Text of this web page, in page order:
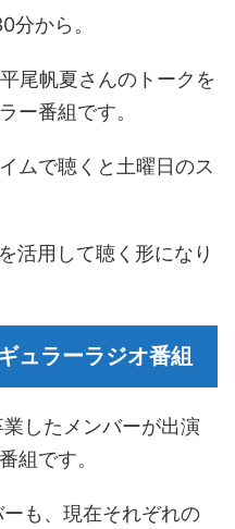
分から。
尾帆夏さんのトークを
ー番組です。
ムで聴くと土曜日のス
活用して聴く形になり
ュラーラジオ番組
したメンバーが出演
組です。
も、現在それぞれの